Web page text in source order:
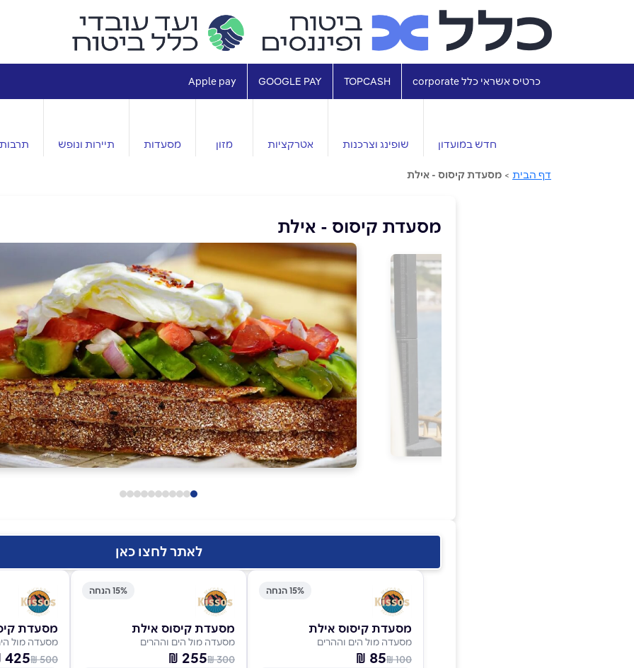
כרטיס אשראי כלל corporate TOPCASH
GOOGLE PAY
Apple pay
חדש במועדון שופינג וצרכנות אטרקציות מזון מסעדות תיירות ונופש תרבות
דף הבית > מסעדת קיסוס - אילת
מסעדת קיסוס - אילת
לאתר לחצו כאן
15% הנחה
מסעדת קיסוס אילת
מסעדה מול הים וההרים
100 ₪
85 ₪
15% הנחה
מסעדת קיסוס אילת
מסעדה מול הים וההרים
300 ₪
255 ₪
מסעדת
מסעדה מול
500 ₪
425 ₪